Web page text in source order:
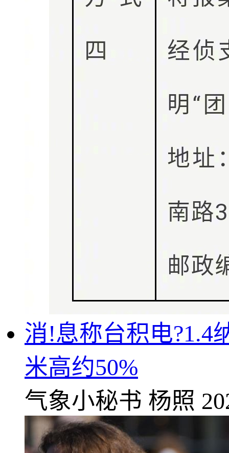
消!息称台积电?1.4
米高约50%
气象小秘书 杨照